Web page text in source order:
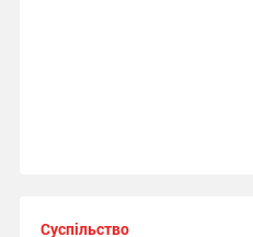
Суспільство